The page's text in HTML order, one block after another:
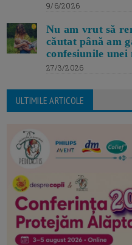
9/6/2026
Nu am vrut să
căutat până am
confesiunile unei
27/3/2026
ULTIMILE ARTICOLE